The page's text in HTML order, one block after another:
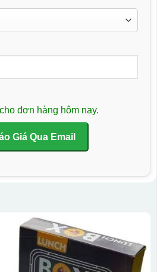
đơn hàng hôm nay.
Giá Qua Email